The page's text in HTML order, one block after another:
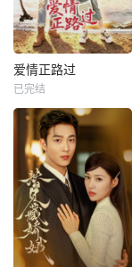
爱情正路过
已完结